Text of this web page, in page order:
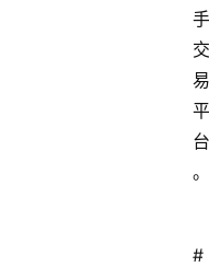
手
交
易
平
台
。
#